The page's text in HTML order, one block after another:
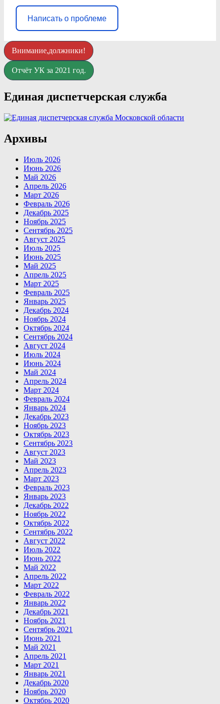
Написать о проблеме
Внимание,должники!
Отчёт УК за 2021 год.
Единая диспетчерская служба
Архивы
Июль 2026
Июнь 2026
Май 2026
Апрель 2026
Март 2026
Февраль 2026
Декабрь 2025
Ноябрь 2025
Сентябрь 2025
Август 2025
Июль 2025
Июнь 2025
Май 2025
Апрель 2025
Март 2025
Февраль 2025
Январь 2025
Декабрь 2024
Ноябрь 2024
Октябрь 2024
Сентябрь 2024
Август 2024
Июль 2024
Июнь 2024
Май 2024
Апрель 2024
Март 2024
Февраль 2024
Январь 2024
Декабрь 2023
Ноябрь 2023
Октябрь 2023
Сентябрь 2023
Август 2023
Май 2023
Апрель 2023
Март 2023
Февраль 2023
Январь 2023
Декабрь 2022
Ноябрь 2022
Октябрь 2022
Сентябрь 2022
Август 2022
Июль 2022
Июнь 2022
Май 2022
Апрель 2022
Март 2022
Февраль 2022
Январь 2022
Декабрь 2021
Ноябрь 2021
Сентябрь 2021
Июнь 2021
Май 2021
Апрель 2021
Март 2021
Январь 2021
Декабрь 2020
Ноябрь 2020
Октябрь 2020